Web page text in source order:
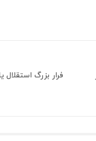
فرار بزرگ